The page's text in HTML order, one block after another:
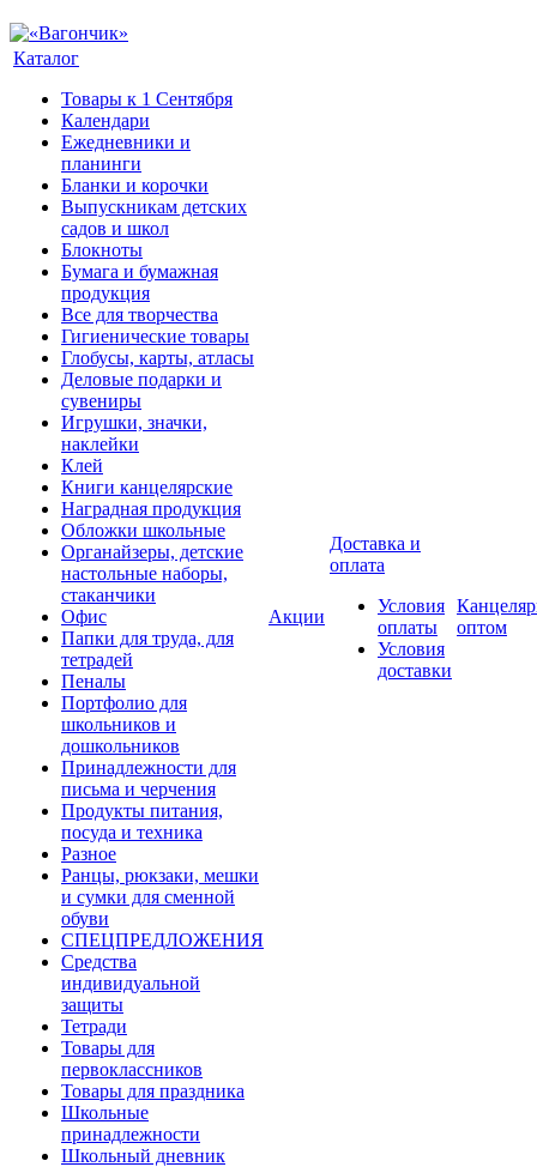
Каталог
Товары к 1 Сентября
Календари
Ежедневники и
планинги
Бланки и корочки
Выпускникам детских
садов и школ
Блокноты
Бумага и бумажная
продукция
Все для творчества
Гигиенические товары
Глобусы, карты, атласы
Деловые подарки и
сувениры
Игрушки, значки,
наклейки
Клей
Книги канцелярские
Наградная продукция
Обложки школьные
Органайзеры, детские
настольные наборы,
стаканчики
Офис
Папки для труда, для
тетрадей
Пеналы
Портфолио для
школьников и
дошкольников
Принадлежности для
письма и черчения
Продукты питания,
посуда и техника
Разное
Ранцы, рюкзаки, мешки
и сумки для сменной
обуви
СПЕЦПРЕДЛОЖЕНИЯ
Средства
индивидуальной
защиты
Тетради
Товары для
первоклассников
Товары для праздника
Школьные
принадлежности
Школьный дневник
Акции
Доставка и
оплата
Условия
оплаты
Условия
доставки
оптом